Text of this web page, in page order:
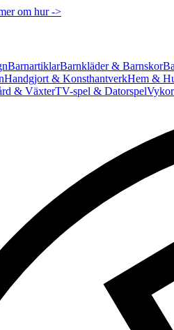
om hur ->
BarnartiklarBarnkläder & Barnskor
Handgjort & KonsthantverkHem &
& VäxterTV-spel & Datorspel